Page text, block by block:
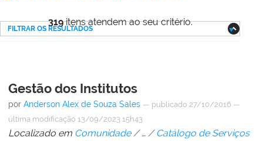
319itens atendem ao seu critério.
FILTRAR OS RESULTADOS
Gestão dos Institutos
por Anderson Alex de Souza Sales — publicado 27/10/2016 —
última modificação 13/09/2023 15h43
Localizado em Comunidade /… / Catálogo de Serviços